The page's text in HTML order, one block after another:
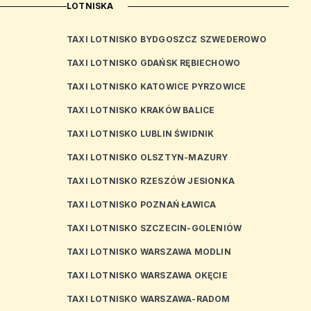
LOTNISKA
TAXI LOTNISKO BYDGOSZCZ SZWEDEROWO
TAXI LOTNISKO GDAŃSK RĘBIECHOWO
TAXI LOTNISKO KATOWICE PYRZOWICE
TAXI LOTNISKO KRAKÓW BALICE
TAXI LOTNISKO LUBLIN ŚWIDNIK
TAXI LOTNISKO OLSZTYN-MAZURY
TAXI LOTNISKO RZESZÓW JESIONKA
TAXI LOTNISKO POZNAŃ ŁAWICA
TAXI LOTNISKO SZCZECIN-GOLENIÓW
TAXI LOTNISKO WARSZAWA MODLIN
TAXI LOTNISKO WARSZAWA OKĘCIE
TAXI LOTNISKO WARSZAWA-RADOM